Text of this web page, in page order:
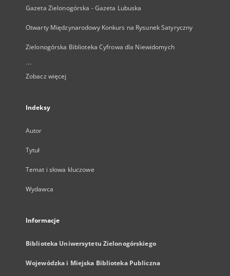
Gazeta Zielonogórska - Gazeta Lubuska
Otwarty Międzynarodowy Konkurs na Rysunek Satyryczny
Zielonogórska Biblioteka Cyfrowa dla Niewidomych
...
Zobacz więcej
Indeksy
Autor
Tytuł
Temat i słowa kluczowe
Wydawca
Informacje
Biblioteka Uniwersytetu Zielonogórskiego
Wojewódzka i Miejska Biblioteka Publiczna